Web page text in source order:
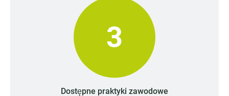
3
Dostępne praktyki zawodowe